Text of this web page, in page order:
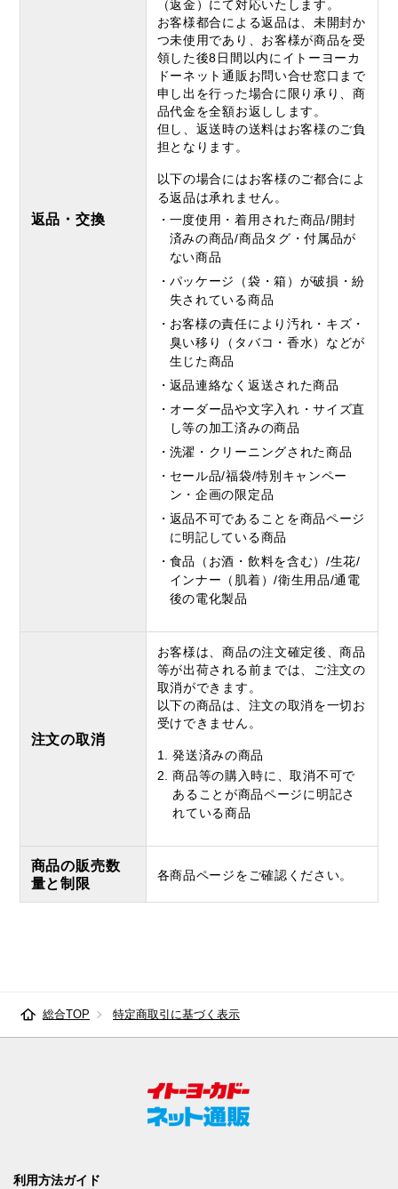
総合TOP 特定商取引に基づく表示
返品・交換
（返金）にて対応いたします。
お客様都合による返品は、未開封か
つ未使用であり、お客様が商品を受
領した後8日間以内にイトーヨーカ
ドーネット通販お問い合せ窓口まで
申し出を行った場合に限り承り、商
品代金を全額お返しします。
但し、返送時の送料はお客様のご負
担となります。
以下の場合にはお客様のご都合によ
る返品は承れません。
一度使用・着用された商品/開封
済みの商品/商品タグ・付属品が
ない商品
パッケージ（袋・箱）が破損・紛
失されている商品
お客様の責任により汚れ・キズ・
臭い移り（タバコ・香水）などが
生じた商品
返品連絡なく返送された商品
オーダー品や文字入れ・サイズ直
し等の加工済みの商品
洗濯・クリーニングされた商品
セール品/福袋/特別キャンペー
ン・企画の限定品
返品不可であることを商品ページ
に明記している商品
食品（お酒・飲料を含む）/生花/
インナー（肌着）/衛生用品/通電
後の電化製品
注文の取消
お客様は、商品の注文確定後、商品
等が出荷される前までは、ご注文の
取消ができます。
以下の商品は、注文の取消を一切お
受けできません。
1.
発送済みの商品
2.
商品等の購入時に、取消不可で
あることが商品ページに明記さ
れている商品
商品の販売数
量と制限
各商品ページをご確認ください。
利用方法ガイド